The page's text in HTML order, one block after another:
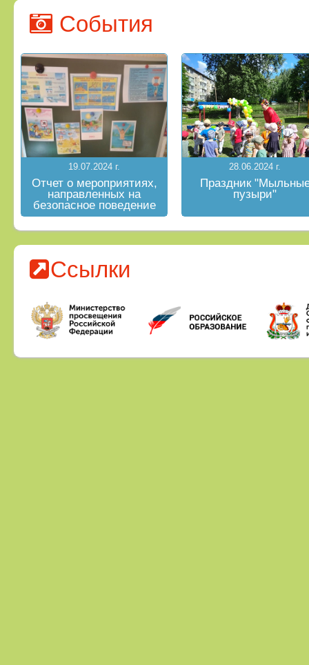
События
19.07.2024 г.
Отчет о мероприятиях,
направленных на
безопасное поведение
на водных объектах в
летний период
28.06.2024 г.
Праздник
пузыри"
Ссылки